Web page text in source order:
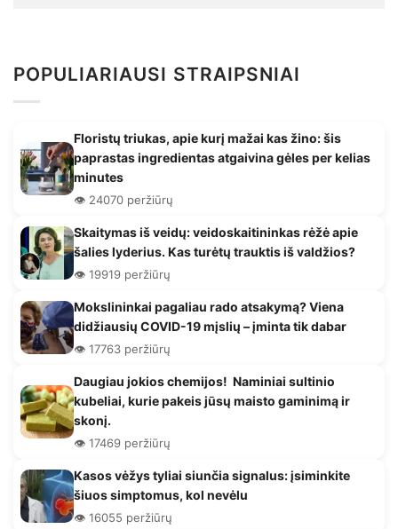
POPULIARIAUSI STRAIPSNIAI
Floristų triukas, apie kurį mažai kas žino: šis
paprastas ingredientas atgaivina gėles per kelias
minutes
👁️ 24070 peržiūrų
Skaitymas iš veidų: veidoskaitininkas rėžė apie
šalies lyderius. Kas turėtų trauktis iš valdžios?
👁️ 19919 peržiūrų
Mokslininkai pagaliau rado atsakymą? Viena
didžiausių COVID-19 mįslių – įminta tik dabar
👁️ 17763 peržiūrų
Daugiau jokios chemijos! Naminiai sultinio
kubeliai, kurie pakeis jūsų maisto gaminimą ir
skonį.
👁️ 17469 peržiūrų
Kasos vėžys tyliai siunčia signalus: įsiminkite
šiuos simptomus, kol nevėlu
👁️ 16055 peržiūrų